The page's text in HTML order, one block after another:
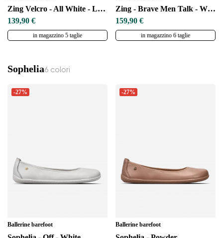
Zing Velcro - All White - Leather
139,90 €
in magazzino 5 taglie
Zing - Brave Men Talk - White & Blue
159,90 €
in magazzino 6 taglie
Sophelia6 colori
-27%
Ballerine barefoot
-27%
Ballerine barefoot